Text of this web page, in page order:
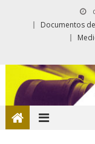
Documentos de